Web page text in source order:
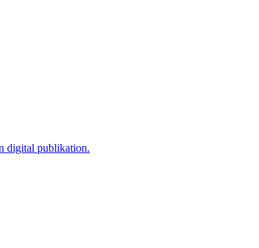
digital publikation.